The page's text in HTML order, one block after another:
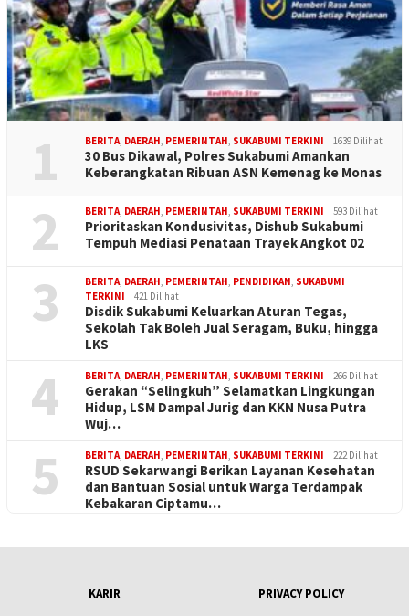
1 BERITA, DAERAH, PEMERINTAH, SUKABUMI TERKINI 1639 Dilihat
30 Bus Dikawal, Polres Sukabumi Amankan
Keberangkatan Ribuan ASN Kemenag ke Monas
2 BERITA, DAERAH, PEMERINTAH, SUKABUMI TERKINI 593 Dilihat
Prioritaskan Kondusivitas, Dishub Sukabumi
Tempuh Mediasi Penataan Trayek Angkot 02
3 BERITA, DAERAH, PEMERINTAH, PENDIDIKAN, SUKABUMI
TERKINI
421 Dilihat
Disdik Sukabumi Keluarkan Aturan Tegas,
Sekolah Tak Boleh Jual Seragam, Buku, hingga
LKS
4 BERITA, DAERAH, PEMERINTAH, SUKABUMI TERKINI 266 Dilihat
Gerakan “Selingkuh” Selamatkan Lingkungan
Hidup, LSM Dampal Jurig dan KKN Nusa Putra
Wuj…
5 BERITA, DAERAH, PEMERINTAH, SUKABUMI TERKINI 222 Dilihat
RSUD Sekarwangi Berikan Layanan Kesehatan
dan Bantuan Sosial untuk Warga Terdampak
Kebakaran Ciptamu…
KARIR
PRIVACY POLICY